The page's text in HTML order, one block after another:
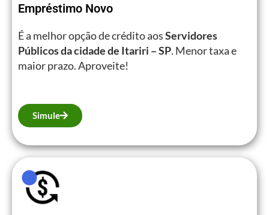
Empréstimo Novo
É a melhor opção de crédito aosServidores
Públicos da cidade de Itariri – SP. Menor taxa e
maior prazo. Aproveite!
Simule